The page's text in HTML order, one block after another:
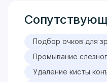
Подбор очков для
Промывание
Удаление кисты